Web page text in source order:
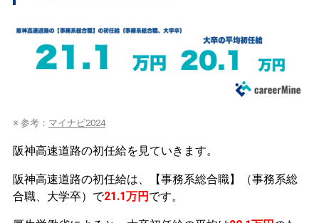
※ 参考： マイナビ2024
阪神高速道路の初任給を見ていきます。
阪神高速道路の初任給は、【事務系総合職】（事務系総
合職、大学卒）で21.1万円 です。